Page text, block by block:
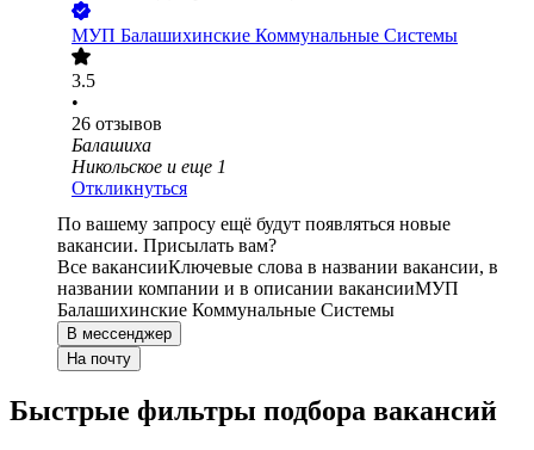
МУП Балашихинские Коммунальные Системы
3.5
•
26 отзывов
Балашиха
Никольское и еще 1
Откликнуться
По вашему запросу ещё будут появляться новые
вакансии. Присылать вам?
Все вакансииКлючевые слова в названии вакансии, в
названии компании и в описании вакансииМУП
Балашихинские Коммунальные Системы
В мессенджер
На почту
Быстрые фильтры подбора вакансий